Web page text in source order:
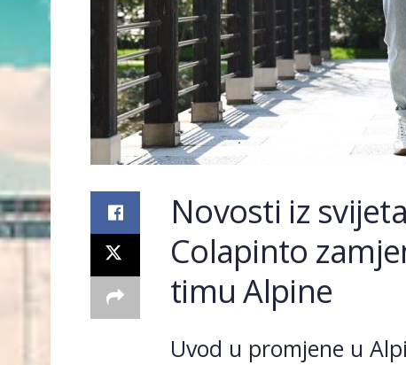
Novosti iz
Colapinto
timu Alpine
Uvod u promjene u